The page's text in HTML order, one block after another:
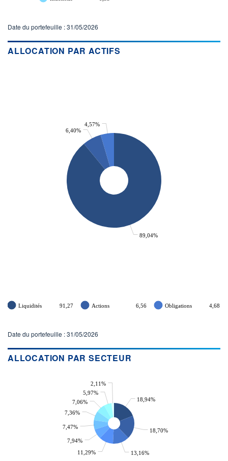
Date du portefeuille : 31/05/2026
ALLOCATION PAR ACTIFS
89,04%
6,40%
4,57%
Liquidités 91,27 Actions 6,56 Obligations 4,68
Date du portefeuille : 31/05/2026
ALLOCATION PAR SECTEUR
18,94%
18,70%
13,16%
11,29%
7,94%
7,47%
7,36%
7,06%
5,97%
2,11%